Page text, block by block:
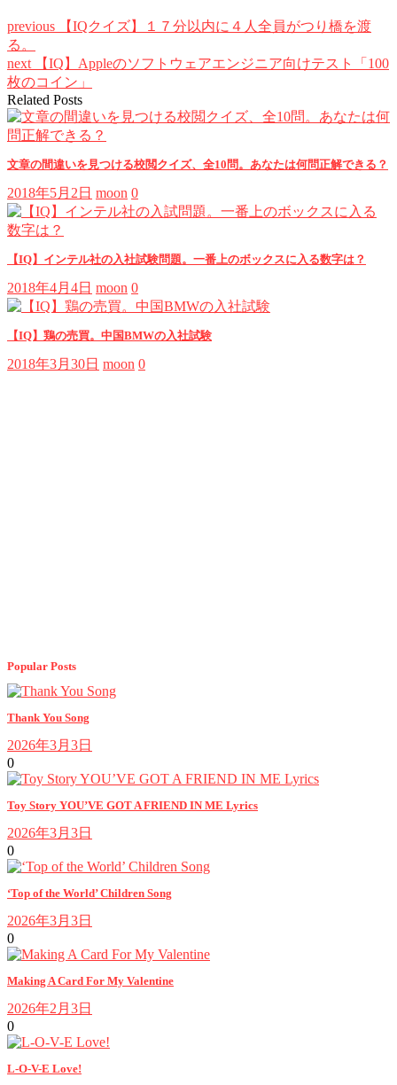
previous 【IQクイズ】１７分以内に４人全員がつり橋を渡
る。
next 【IQ】Appleのソフトウェアエンジニア向けテスト「100
枚のコイン」
Related Posts
文章の間違いを見つける校閲クイズ、全10問。あなたは何問正解できる？
2018年5月2日 moon 0
【IQ】インテル社の入社試験問題。一番上のボックスに入る数字は？
2018年4月4日 moon 0
【IQ】鶏の売買。中国BMWの入社試験
2018年3月30日 moon 0
Popular Posts
Thank You Song
2026年3月3日
0
Toy Story YOU’VE GOT A FRIEND IN ME Lyrics
2026年3月3日
0
‘Top of the World’ Children Song
2026年3月3日
0
Making A Card For My Valentine
2026年2月3日
0
L-O-V-E Love!